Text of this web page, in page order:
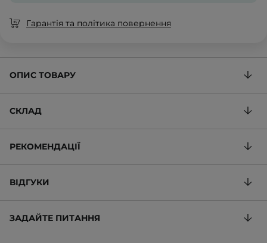
Гарантія та політика повернення
ОПИС ТОВАРУ
СКЛАД
РЕКОМЕНДАЦІЇ
ВІДГУКИ
ЗАДАЙТЕ ПИТАННЯ